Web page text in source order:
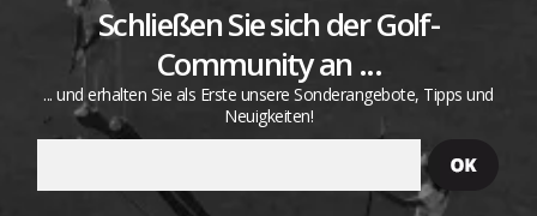
Schließen Sie sich der Golf-
Community an ...
... und erhalten Sie als Erste unsere Sonderangebote, Tipps und
Neuigkeiten!